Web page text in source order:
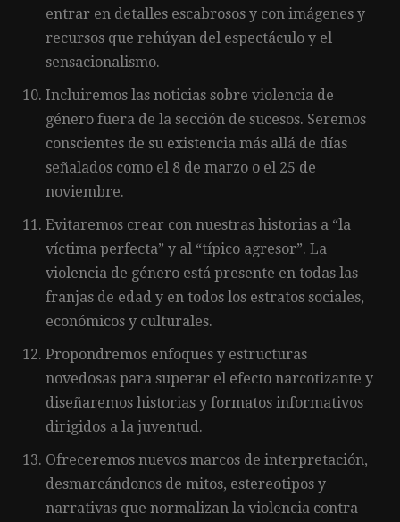
entrar en detalles escabrosos y con imágenes y
recursos que rehúyan del espectáculo y el
sensacionalismo.
Incluiremos las noticias sobre violencia de
género fuera de la sección de sucesos. Seremos
conscientes de su existencia más allá de días
señalados como el 8 de marzo o el 25 de
noviembre.
Evitaremos crear con nuestras historias a “la
víctima perfecta” y al “típico agresor”. La
violencia de género está presente en todas las
franjas de edad y en todos los estratos sociales,
económicos y culturales.
Propondremos enfoques y estructuras
novedosas para superar el efecto narcotizante y
diseñaremos historias y formatos informativos
dirigidos a la juventud.
Ofreceremos nuevos marcos de interpretación,
desmarcándonos de mitos, estereotipos y
narrativas que normalizan la violencia contra